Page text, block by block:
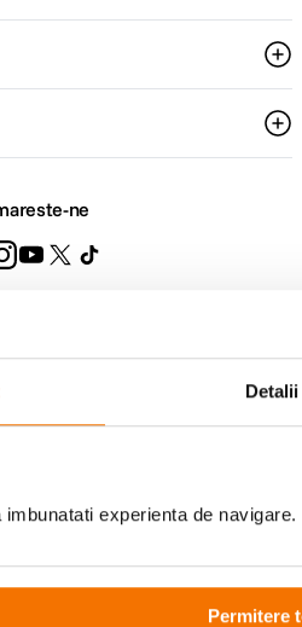
Detalii
experienta de
Permitere
ne